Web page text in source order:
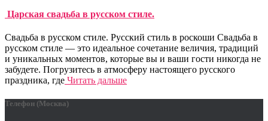
Царская свадьба в русском стиле.
Свадьба в русском стиле. Русский стиль в роскоши Cвадьба в
русском стиле — это идеальное сочетание величия, традиций
и уникальных моментов, которые вы и ваши гости никогда не
забудете. Погрузитесь в атмосферу настоящего русского
праздника, где Читать дальше
Телефон (Москва)